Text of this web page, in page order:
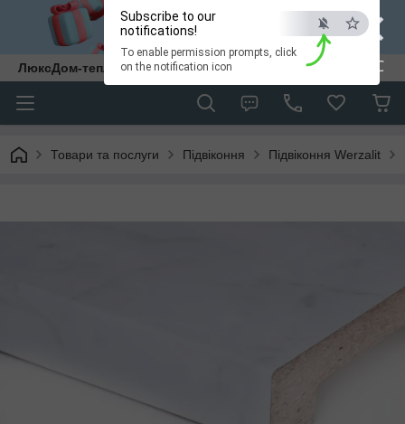
×
ESC
Subscribe to our
notifications!
To enable permission prompts, click
on the notification icon
ЛюксДом-тепло та затишок у кожен дім.
Товари та послуги Підвіконня Підвіконня Werzalit